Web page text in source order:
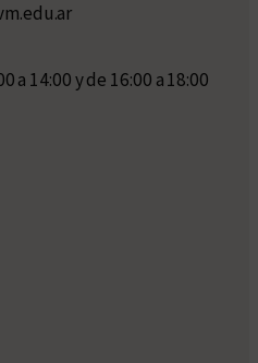
a 14:00 y de 16:00 a 18:00